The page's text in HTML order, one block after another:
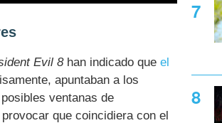
Evil 8han indicado que el
apuntaban a los
ventanas de
que coincidiera con el